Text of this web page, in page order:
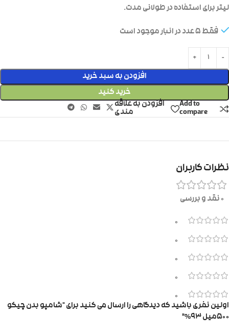
لیتر برای استفاده در طولانی مدت.
فقط 5 عدد در انبار موجود است
افزودن به سبد خرید
خرید کنید
Add to
compare
افزودن به علاقه
مندی
نظرات کاربران
0 نقد و بررسی
0
0
0
0
0
اولین نفری باشید که دیدگاهی را ارسال می کنید برای “شامپو بدن چیکو
۵۰۰میل ۹۳%”